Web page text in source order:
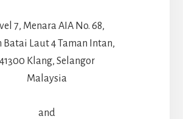
7, Menara AIA No. 68,
Batai Laut 4 Taman Intan,
41300 Klang, Selangor
Malaysia
and